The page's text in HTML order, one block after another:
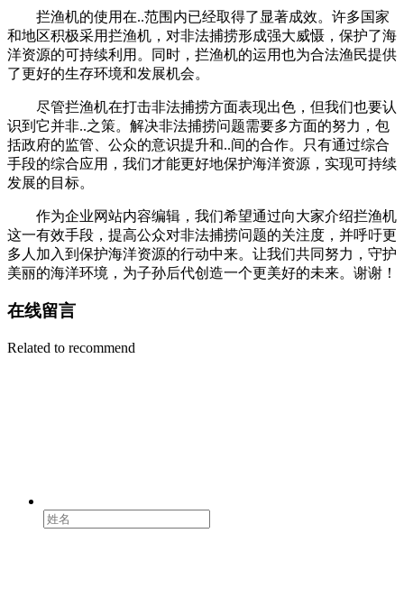
拦渔机的使用在..范围内已经取得了显著成效。许多国家
和地区积极采用拦渔机，对非法捕捞形成强大威慑，保护了海
洋资源的可持续利用。同时，拦渔机的运用也为合法渔民提供
了更好的生存环境和发展机会。
尽管拦渔机在打击非法捕捞方面表现出色，但我们也要认
识到它并非..之策。解决非法捕捞问题需要多方面的努力，包
括政府的监管、公众的意识提升和..间的合作。只有通过综合
手段的综合应用，我们才能更好地保护海洋资源，实现可持续
发展的目标。
作为企业网站内容编辑，我们希望通过向大家介绍拦渔机
这一有效手段，提高公众对非法捕捞问题的关注度，并呼吁更
多人加入到保护海洋资源的行动中来。让我们共同努力，守护
美丽的海洋环境，为子孙后代创造一个更美好的未来。谢谢！
在线留言
Related to recommend